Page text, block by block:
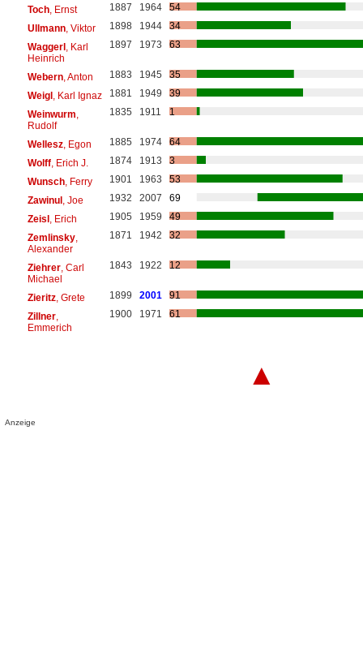
Toch, Ernst 1887 1964
54
Ullmann, Viktor 1898 1944
34
Waggerl, Karl
Heinrich
1897 1973 63
Webern, Anton 1883 1945
35
Weigl, Karl Ignaz 1881 1949
39
Weinwurm
Rudolf
1835 1911 1
Wellesz, Egon 1885 1974
64
Wolff, Erich J. 1874 1913
3
Wunsch, Ferry 1901 1963
53
Zawinul, Joe 1932 2007
69
Zeisl, Erich 1905 1959
49
Zemlinsky,
Alexander
1871 1942 32
Ziehrer, Carl
Michael
1843 1922 12
Zieritz, Grete 1899 2001
91
Zillner,
Emmerich
1900 1971 61
▲
Anzeige